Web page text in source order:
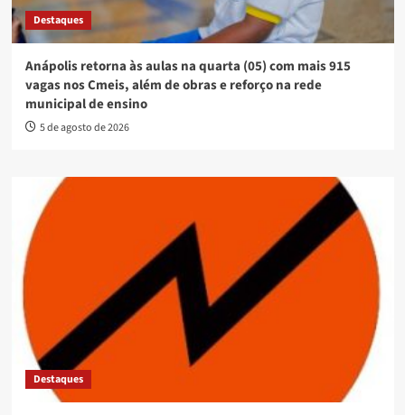
Destaques
Anápolis retorna às aulas na quarta (05) com mais 915
vagas nos Cmeis, além de obras e reforço na rede
municipal de ensino
5 de agosto de 2026
Destaques